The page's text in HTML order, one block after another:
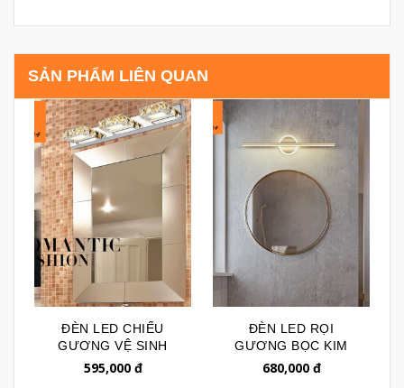
SẢN PHẨM LIÊN QUAN
ĐÈN LED CHIẾU
GƯƠNG VỆ SINH
CAO CẤP PHA LÊ
595,000đ
ĐÈN LED RỌI
GƯƠNG BỌC KIM
LOẠI VÀNG DL1036
680,000đ